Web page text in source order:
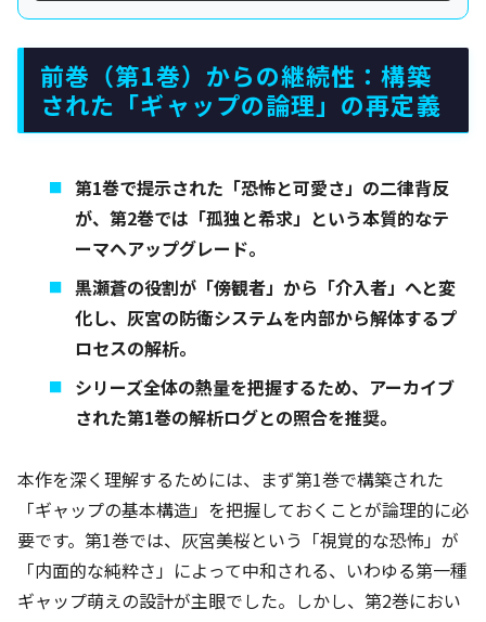
前巻（第1巻）からの継続性：構築
された「ギャップの論理」の再定義
第1巻で提示された「恐怖と可愛さ」の二律背反
が、第2巻では「孤独と希求」という本質的なテ
ーマへアップグレード。
黒瀬蒼の役割が「傍観者」から「介入者」へと変
化し、灰宮の防衛システムを内部から解体するプ
ロセスの解析。
シリーズ全体の熱量を把握するため、アーカイブ
された第1巻の解析ログとの照合を推奨。
本作を深く理解するためには、まず第1巻で構築された
「ギャップの基本構造」を把握しておくことが論理的に必
要です。第1巻では、灰宮美桜という「視覚的な恐怖」が
「内面的な純粋さ」によって中和される、いわゆる第一種
ギャップ萌えの設計が主眼でした。しかし、第2巻におい